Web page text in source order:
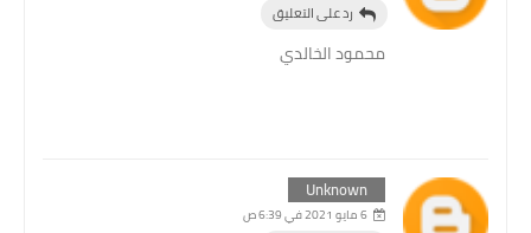
محمود الخالدي
رد على التعليق
Unknown
6 مايو 2021 في 6:39 ص